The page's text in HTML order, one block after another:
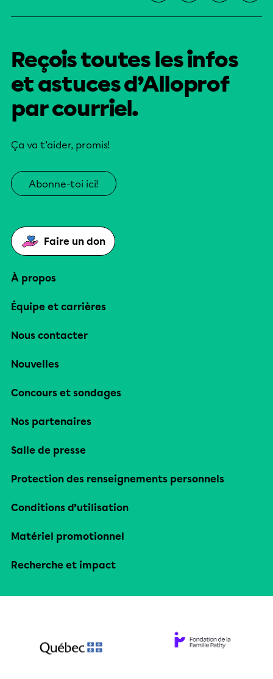
Reçois toutes les infos
et astuces d’Alloprof
par courriel.
Ça va t’aider, promis!
Abonne-toi ici!
Faire un don
À propos
Équipe et carrières
Nous contacter
Nouvelles
Concours et sondages
Nos partenaires
Salle de presse
Protection des renseignements personnels
Conditions d’utilisation
Matériel promotionnel
Recherche et impact